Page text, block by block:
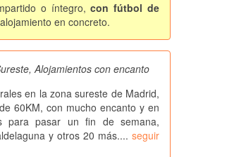
o íntegro,con fútbol de
en concreto.
Alojamientos con encanto
en la zona sureste de Madrid,
60KM, con mucho encanto y en
para pasar un fin de semana,
y otros 20 más.... seguir